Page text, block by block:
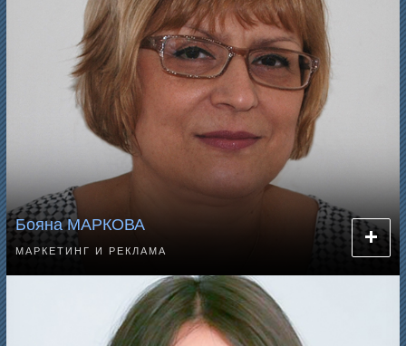
Бояна МАРКОВА
МАРКЕТИНГ И РЕКЛАМА